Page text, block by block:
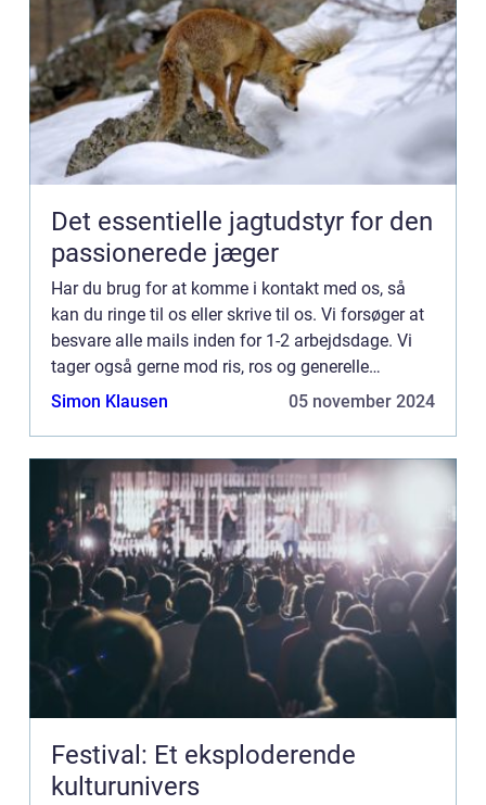
Det essentielle jagtudstyr for den
passionerede jæger
Har du brug for at komme i kontakt med os, så
kan du ringe til os eller skrive til os. Vi forsøger at
besvare alle mails inden for 1-2 arbejdsdage. Vi
tager også gerne mod ris, ros og generelle
kommentarer til vores side.
Simon Klausen 05 november 2024
Festival: Et eksploderende
kulturunivers